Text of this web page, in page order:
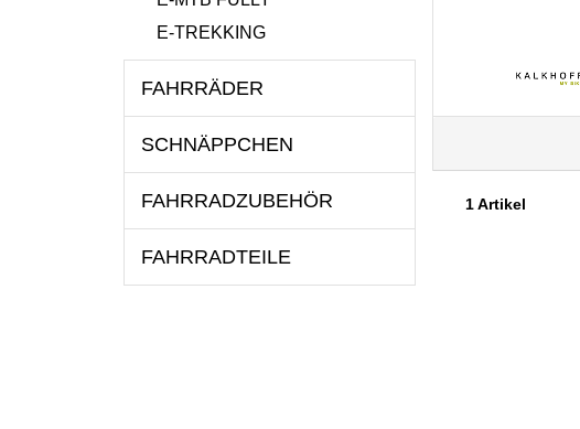
E-TREKKING
FAHRRÄDER
SCHNÄPPCHEN
FAHRRADZUBEHÖR
FAHRRADTEILE
1 Artikel